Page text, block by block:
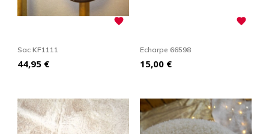

Sac KF1111
Prix
44,95 €

Echarpe 66598
Prix
15,00 €